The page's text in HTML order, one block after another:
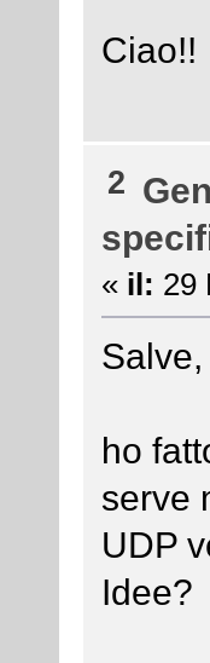
Ciao!!
2
« il: 29
Salve,
ho
serve
UDP
Idee?